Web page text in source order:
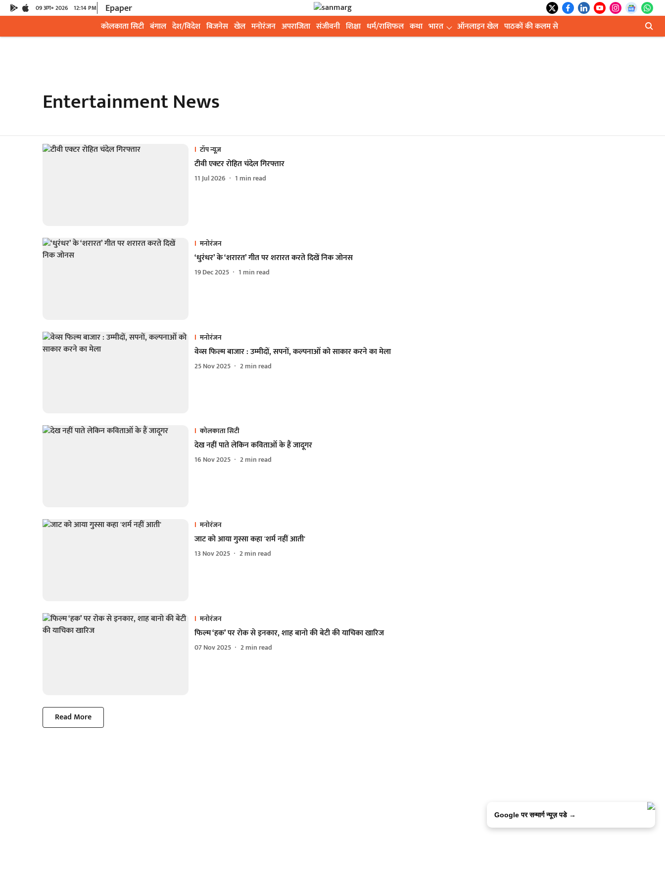
09 अग॰ 2026 12:14 PM Epaper
कोलकाता सिटी बंगाल देश/विदेश बिजनेस खेल मनोरंजन अपराजिता संजीवनी शिक्षा धर्म/राशिफल कथा भारत ऑनलाइन खेल पाठकों की कलम से
Entertainment News
टॉप न्यूज़
टीवी एक्टर रोहित चंदेल गिरफ्तार
11 Jul 2026 1 min read
मनोरंजन
‘धुरंधर’ के ‘शरारत’ गीत पर शरारत करते दिखें निक जोनस
19 Dec 2025 1 min read
मनोरंजन
वेव्स फिल्म बाजार : उम्मीदों, सपनों, कल्पनाओं को साकार करने का मेला
25 Nov 2025 2min read
कोलकाता सिटी
देख नहीं पाते लेकिन कविताओं के हैं जादूगर
16 Nov 2025 2min read
मनोरंजन
जाट को आया गुस्सा कहा 'शर्म नहीं आती'
13 Nov 2025 2min read
मनोरंजन
फिल्म ‘हक’ पर रोक से इनकार, शाह बानो की बेटी की याचिका खारिज
07 Nov 2025 2min read
Read More
Google पर सन्मार्ग न्यूज़ पडे →